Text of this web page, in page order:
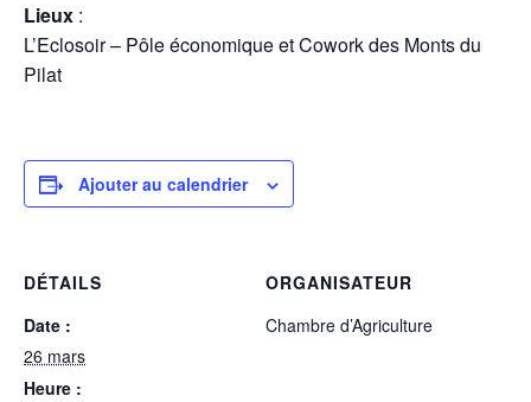
Lieux :
L’Eclosoir – Pôle économique et Cowork des Monts du
Pilat
Ajouter au calendrier
DÉTAILS
Date :
26 mars
Heure :
ORGANISATEUR
Chambre d’Agriculture